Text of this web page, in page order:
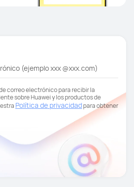
(ejemplo xxx @xxx.com)
correo electrónico para recibir la
sobre Huawei y los productos de
Política de privacidadpara obtener